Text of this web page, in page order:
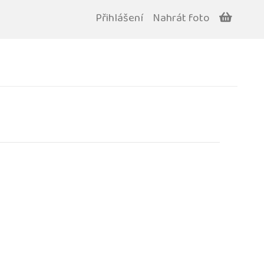
Přihlášení Nahrát foto